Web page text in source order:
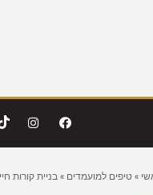
»טיפים למועמדים » בניית קורות